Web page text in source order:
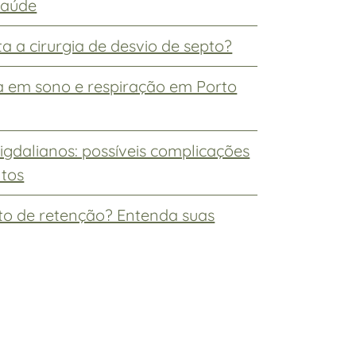
a cirurgia de desvio de septo?
em sono e respiração em Porto
possíveis complicações
de retenção? Entenda suas